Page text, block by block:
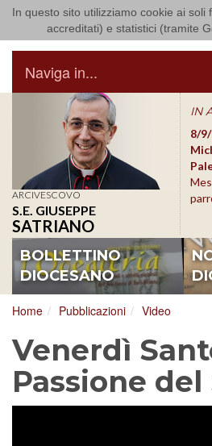
In questo sito utilizziamo cookie ai soli
accreditati) e statistici (tramite
Arcidiocesi di
Naviga in...
ARCIVESCOVO
S.E. GIUSEPPE
SATRIANO
IN
8/17/2026
Conversano
Conferenza Episcopale
Pugliese
8/
BOLLETTINO
DIOCESANO
Home Pubblicazioni Video
Venerdì
Passione